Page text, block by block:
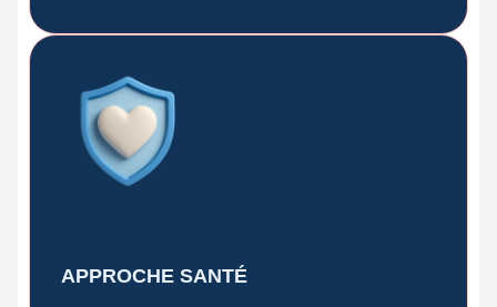
APPROCHE SANTÉ